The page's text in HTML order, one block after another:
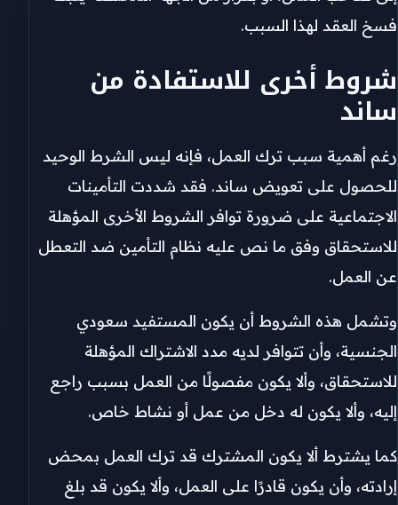
فسخ العقد لهذا السبب.
شروط أخرى للاستفادة من
ساند
رغم أهمية سبب ترك العمل، فإنه ليس الشرط الوحيد
للحصول على تعويض ساند. فقد شددت التأمينات
الاجتماعية على ضرورة توافر الشروط الأخرى المؤهلة
للاستحقاق وفق ما نص عليه نظام التأمين ضد التعطل
عن العمل.
وتشمل هذه الشروط أن يكون المستفيد سعودي
الجنسية، وأن تتوافر لديه مدد الاشتراك المؤهلة
للاستحقاق، وألا يكون مفصولًا من العمل بسبب راجع
إليه، وألا يكون له دخل من عمل أو نشاط خاص.
كما يشترط ألا يكون المشترك قد ترك العمل بمحض
إرادته، وأن يكون قادرًا على العمل، وألا يكون قد بلغ